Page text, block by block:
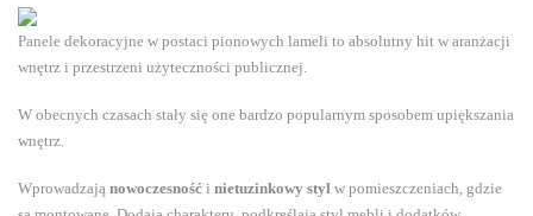
Panele dekoracyjne w postaci pionowych lameli to absolutny hit w aranżacji
wnętrz i przestrzeni użyteczności publicznej.
W obecnych czasach stały się one bardzo popularnym sposobem upiększania
wnętrz.
Wprowadzają nowoczesność i nietuzinkowy styl w pomieszczeniach, gdzie